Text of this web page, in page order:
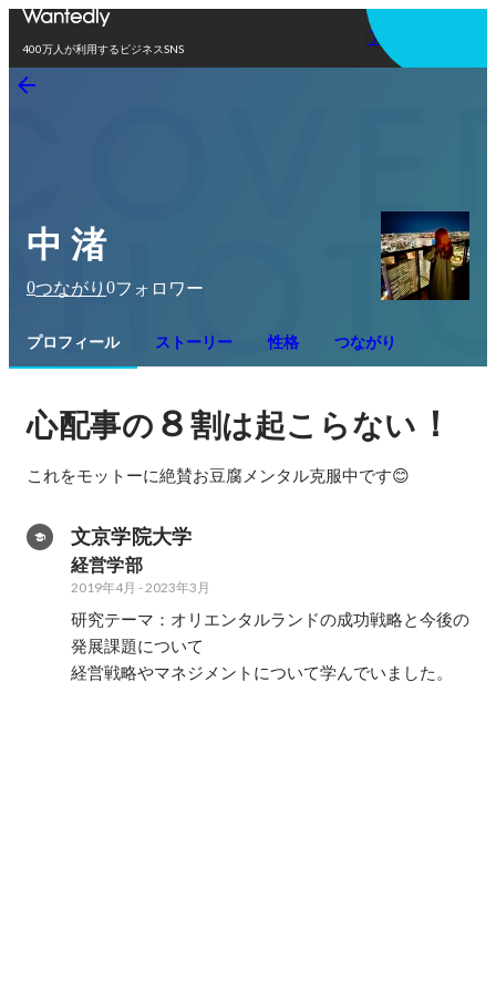
400万人が利用するビジネスSNS
アプリを使う
中 渚
0つながり 0フォロワー
プロフィール ストーリー 性格 つながり
心配事の ８割は起こらない ！
これをモットーに絶賛お豆腐メンタル克服中です😊
文京学院大学
経営学部
2019年4月 -2023年3月
研究テーマ：オリエンタルランドの成功戦略と今後の
発展課題について
経営戦略やマネジメントについて学んでいました。